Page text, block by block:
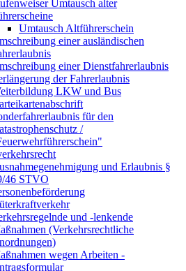
Umtausch alter
Umtausch Altführerschein
einer ausländischen
einer Dienstfahrerlaubnis
der Fahrerlaubnis
LKW und Bus
für den
/
und Erlaubnis §
46 STVO
und -lenkende
(Verkehrsrechtliche
wegen Arbeiten -